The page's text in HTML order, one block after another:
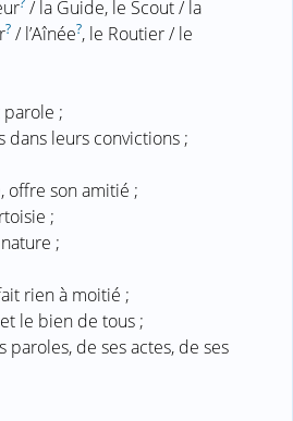
/ la Guide, le Scout / la
? / l’Aînée?, le Routier / le
;
dans leurs convictions ;
offre son amitié ;
;
;
rien à moitié ;
le bien de tous ;
paroles, de ses actes, de ses